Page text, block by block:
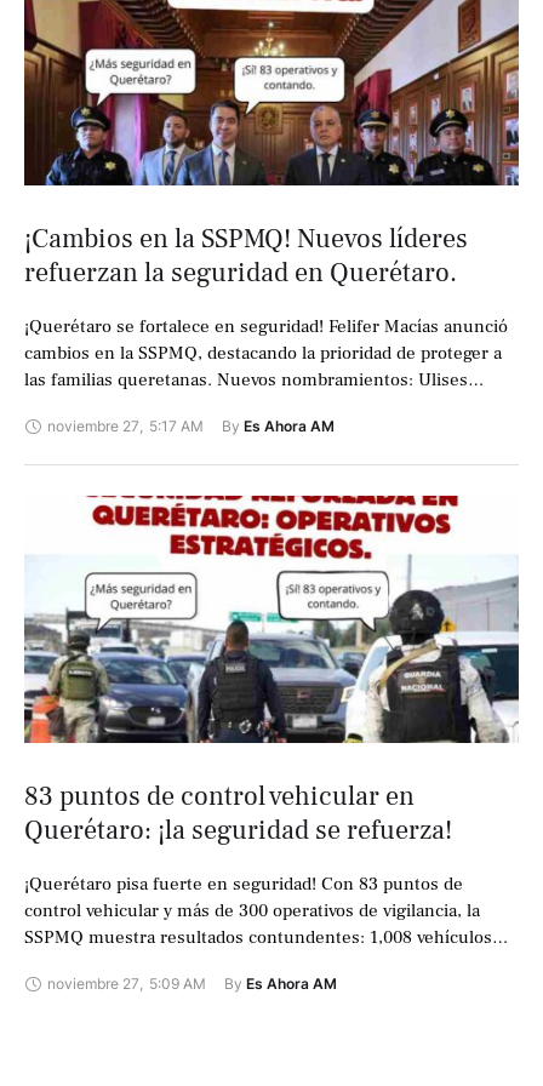
¡Cambios en la SSPMQ! Nuevos líderes
refuerzan la seguridad en Querétaro.
¡Querétaro se fortalece en seguridad! Felifer Macías anunció
cambios en la SSPMQ, destacando la prioridad de proteger a
las familias queretanas. Nuevos nombramientos: Ulises
noviembre 27, 5:17 AM By Es Ahora AM
83 puntos de control vehicular en
Querétaro: ¡la seguridad se refuerza!
¡Querétaro pisa fuerte en seguridad! Con 83 puntos de
control vehicular y más de 300 operativos de vigilancia, la
SSPMQ muestra resultados contundentes: 1,008 vehículos
noviembre 27, 5:09 AM By Es Ahora AM